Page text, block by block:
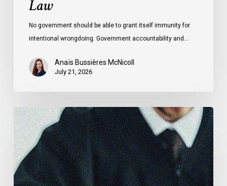
Law
No government should be able to grant itself immunity for
intentional wrongdoing. Government accountability and…
Anaïs Bussières McNicoll
July 21, 2026
CCLA
Stands
With
Other
INCLO
Members